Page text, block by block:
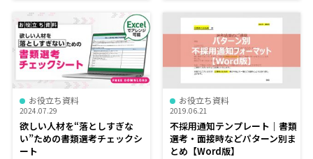
お役立ち資料
2024.07.29
欲しい人材を“落としすぎな
い”ための書類選考チェックシ
ート
お役立ち資料
2019.06.21
不採用通知テンプレート｜書類
選考・面接時などパターン別ま
とめ【Word版】